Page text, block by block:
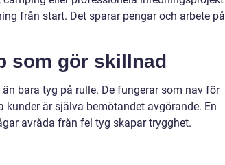
från start. Det sparar pengar och arbete på
som gör skillnad
bara tyg på rulle. De fungerar som nav för
är själva bemötandet avgörande. En
avråda från fel tyg skapar trygghet.